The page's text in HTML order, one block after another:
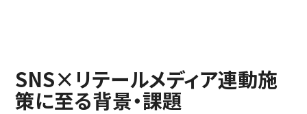
SNS×リテールメディア連動施
策に至る背景・課題